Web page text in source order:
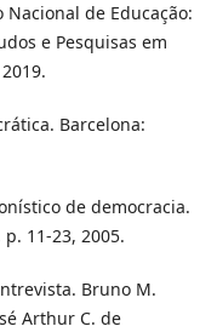
Nacional de Educação:
e Pesquisas em
Barcelona:
de democracia.
11-23, 2005.
Bruno M.
Arthur C. de